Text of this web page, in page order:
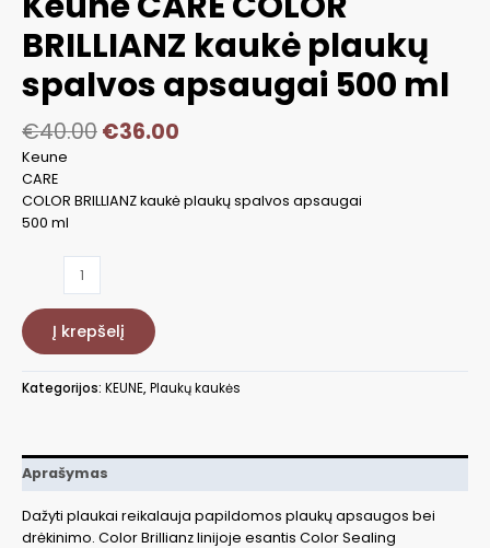
BRILLIANZ kaukė plaukų
spalvos apsaugai 500 ml
€40.00€36.00
Keune
CARE
COLOR BRILLIANZ kaukė plaukų spalvos apsaugai
500 ml
Keune
CARE
COLOR
kaukė
apsaugai
500
Į krepšelį
Kategorijos: KEUNE,Plaukų kaukės
Aprašymas
Dažyti plaukai reikalauja papildomos plaukų apsaugos bei
drėkinimo. Color Brillianz linijoje esantis Color Sealing